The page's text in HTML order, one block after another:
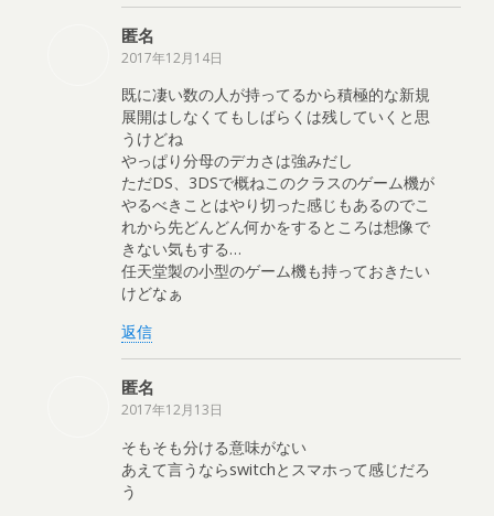
匿名
2017年12月14日
既に凄い数の人が持ってるから積極的な新規
展開はしなくてもしばらくは残していくと思
うけどね
やっぱり分母のデカさは強みだし
ただDS、3DSで概ねこのクラスのゲーム機が
やるべきことはやり切った感じもあるのでこ
れから先どんどん何かをするところは想像で
きない気もする…
任天堂製の小型のゲーム機も持っておきたい
けどなぁ
返信
匿名
2017年12月13日
そもそも分ける意味がない
あえて言うならswitchとスマホって感じだろ
う